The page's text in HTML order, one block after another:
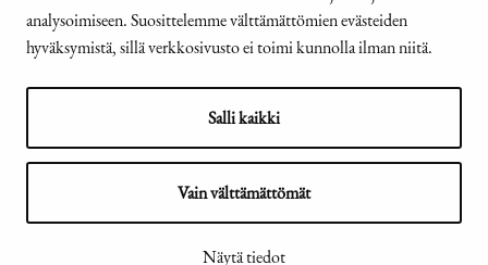
analysoimiseen. Suosittelemme välttämättömien evästeiden
hyväksymistä, sillä verkkosivusto ei toimi kunnolla ilman niitä.
Salli kaikki
Vain välttämättömät
Näytä tiedot
© Tasavallan presidentin
kanslia 2026
Presidentti.fi-sivuston
saavutettavuusseloste
Näytä evästeasetukseni